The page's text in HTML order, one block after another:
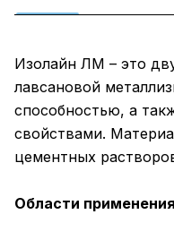
Изолайн ЛМ – это
лавсановой
способностью, а
свойствами.
цементных
Области